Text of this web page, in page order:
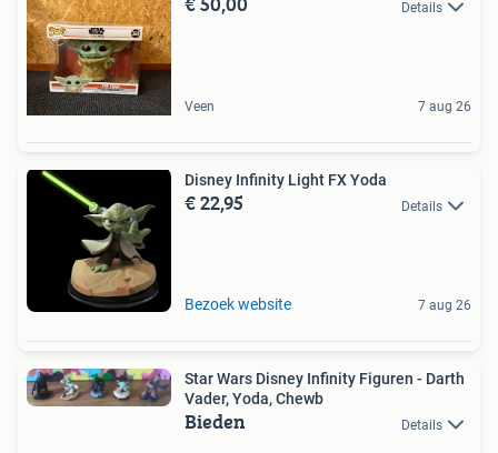
Details
Veen 7 aug 26
Disney Infinity Light FX Yoda
€ 22,95 Details
Bezoek website 7 aug 26
Star Wars Disney Infinity Figuren - Darth
Vader, Yoda, Chewb
Bieden Details